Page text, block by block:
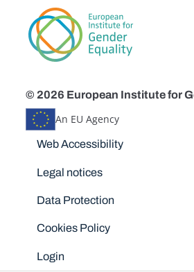
© 2026 European Institute for
An EU Agency
Disclaimers
Web Accessibility
Legal notices
Data Protection
Cookies Policy
Login